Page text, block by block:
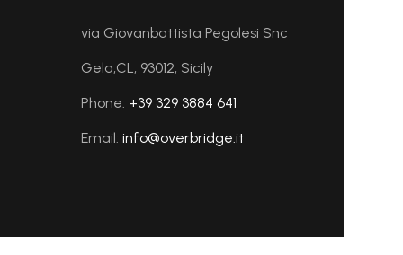
via Giovanbattista Pegolesi Snc
Gela,CL, 93012, Sicily
Phone: +39 329 3884 641
Email: info@overbridge.it